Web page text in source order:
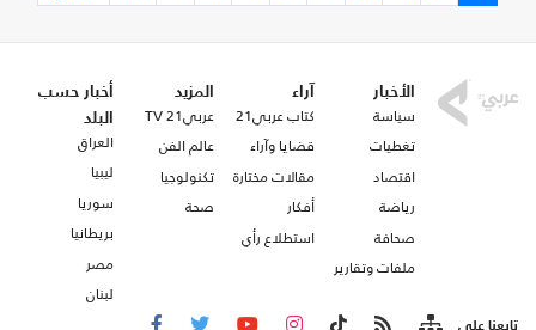
الأخبار
سياسة
تغطيات
اقتصاد
رياضة
صحافة
ملفات وتقارير
آراء
كتاب عربي21
قضايا وآراء
مقالات مختارة
أفكار
استطلاع رأي
المزيد
عربي21 TV
عالم الفن
تكنولوجيا
صحة
أخبار حسب
البلد
العراق
ليبيا
سوريا
بريطانيا
مصر
لبنان
تابعنا على